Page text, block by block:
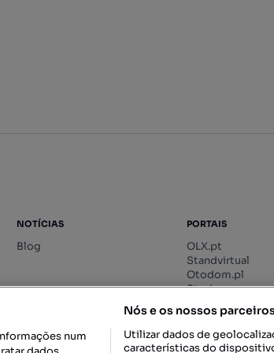
NOTÍCIAS
Blog
PORTAIS
OLX.pt
Standvirtual
Otodom.pl
Storia.ro
num
Nós e os nossos
Utilizar dados de
características do